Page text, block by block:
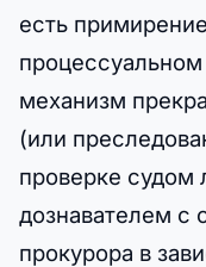
есть
механизм
(или
проверке судом
дознавателем с
прокурора в